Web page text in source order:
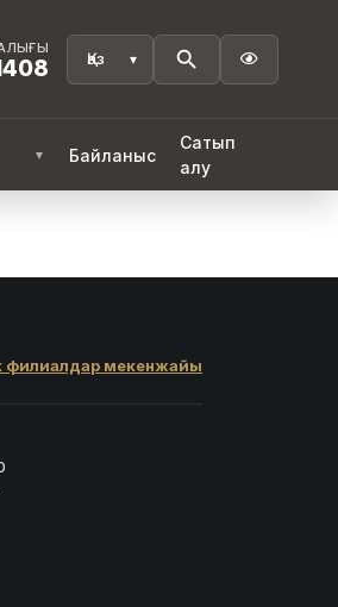

▼ Байланыс
Сатып
алу
филиалдар мекенжайы